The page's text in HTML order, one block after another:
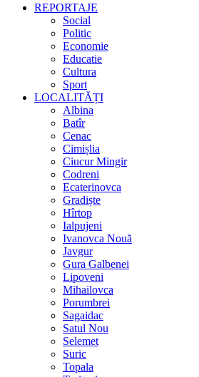
REPORTAJE
Social
Politic
Economie
Educatie
Cultura
Sport
LOCALITĂȚI
Albina
Batîr
Cenac
Cimișlia
Ciucur Mingir
Codreni
Ecaterinovca
Gradiște
Hîrtop
Ialpujeni
Ivanovca Nouă
Javgur
Gura Galbenei
Lipoveni
Mihailovca
Porumbrei
Sagaidac
Satul Nou
Selemet
Suric
Topala